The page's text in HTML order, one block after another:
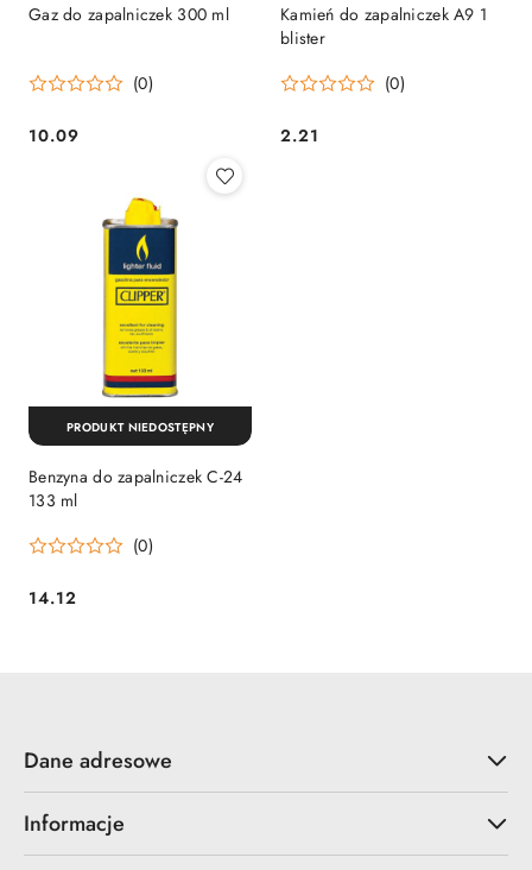
Gaz do zapalniczek 300 ml
(0)
Cena:
10.09
Kamień do zapalniczek A9 1
blister
(0)
Cena:
2.21
Benzyna do zapalniczek C-24
133 ml
(0)
Cena:
14.12
PRODUKT NIEDOSTĘPNY
Dane adresowe
Informacje